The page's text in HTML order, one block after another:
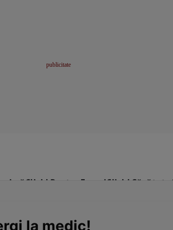
viațăClick! Pentru FemeiClick! Sănătate
la medic!